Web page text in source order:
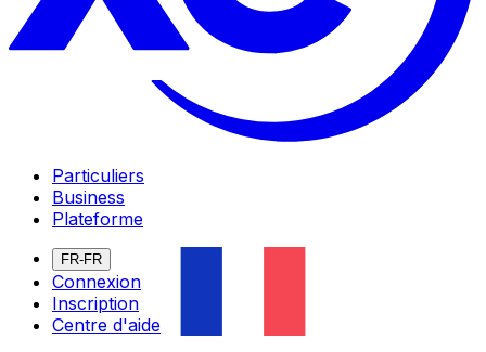
Particuliers
Business
Plateforme
FR-FR
Connexion
Inscription
Centre d'aide